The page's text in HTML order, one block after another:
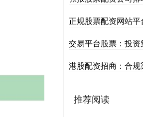
正规股票配资网站
交易平台股票：投
港股配资招商：合
推荐阅读